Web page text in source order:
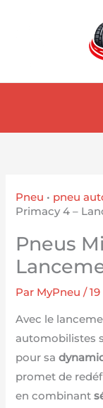
Pneu • pneu
Primacy 4 –
Pneus
Par MyPneu/
Avec le
automobilistes
pour sa
promet de
en combinant